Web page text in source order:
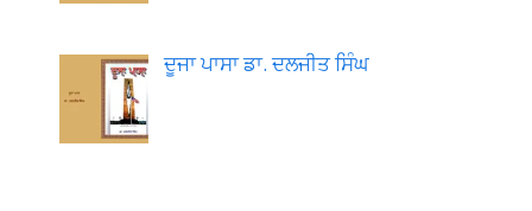
ਦੂਜਾ ਪਾਸਾ ਡਾ. ਦਲਜੀਤ ਸਿੰਘ